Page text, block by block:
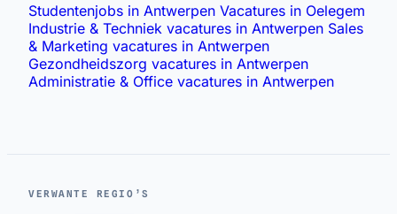
Studentenjobs in Antwerpen Vacatures in Oelegem
Industrie & Techniek vacatures in Antwerpen Sales
& Marketing vacatures in Antwerpen
Gezondheidszorg vacatures in Antwerpen
Administratie & Office vacatures in Antwerpen
VERWANTE REGIO’S